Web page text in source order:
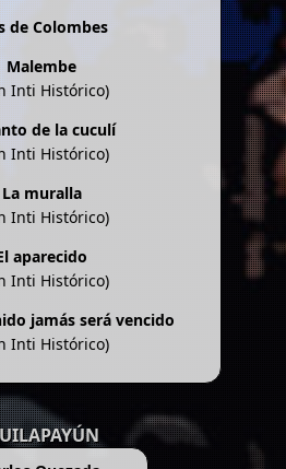
de Colombes
Malembe
Inti Histórico)
de la cuculí
Inti Histórico)
La muralla
Inti Histórico)
aparecido
Inti Histórico)
jamás será vencido
Inti Histórico)